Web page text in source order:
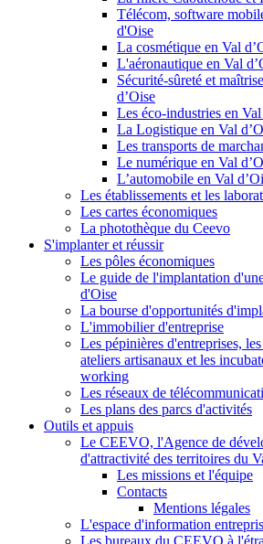
Télécom, software
d'Oise
La cosmétique en Val
L'aéronautique en Val
Sécurité-sûreté et
d’Oise
Les éco-industries en Val
La Logistique en Val
Les transports de
Le numérique en Val
L’automobile en Val
Les établissements et les
Les cartes économiques
La photothèque du Ceevo
S'implanter et réussir
Les pôles économiques
Le guide de l'implantation
d'Oise
La bourse d'opportunités
L'immobilier d'entreprise
Les pépinières d'entreprises,
ateliers artisanaux et les
working
Les réseaux de
Les plans des parcs d'activités
Outils et appuis
Le CEEVO, l'Agence de
d'attractivité des territoires du
Les missions et l'équipe
Contacts
Mentions légales
L'espace d'information
Les bureaux du CEEVO à